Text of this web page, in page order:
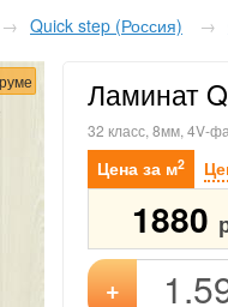
→ Quick step (Россия) →
Ламинат
32 класс, 8мм, 4V-
Цена за м2
1880
+